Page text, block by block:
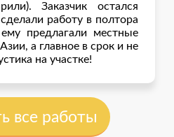
Заказчик остался
работу в полтора
предлагали местные
а главное в срок и не
на участке!
все работы